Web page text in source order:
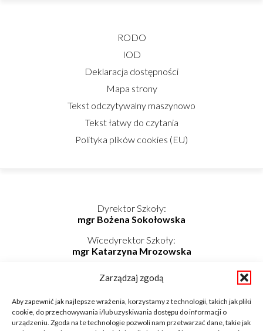
Zarządzaj zgodą
Aby zapewnić jak najlepsze wrażenia, korzystamy z technologii, takich jak pliki
cookie, do przechowywania i/lub uzyskiwania dostępu do informacji o
urządzeniu. Zgoda na te technologie pozwoli nam przetwarzać dane, takie jak
RODO
IOD
Deklaracja dostępności
Mapa strony
Tekst odczytywalny maszynowo
Tekst łatwy do czytania
Polityka plików cookies (EU)
Dyrektor Szkoły:
mgr Bożena Sokołowska
Wicedyrektor Szkoły:
mgr Katarzyna Mrozowska
mgr Elwira Kołaczyńska-Bogdan
Telefon komórkowy: 798-819-687
E-mail: internat@zsnieckowo.com.pl